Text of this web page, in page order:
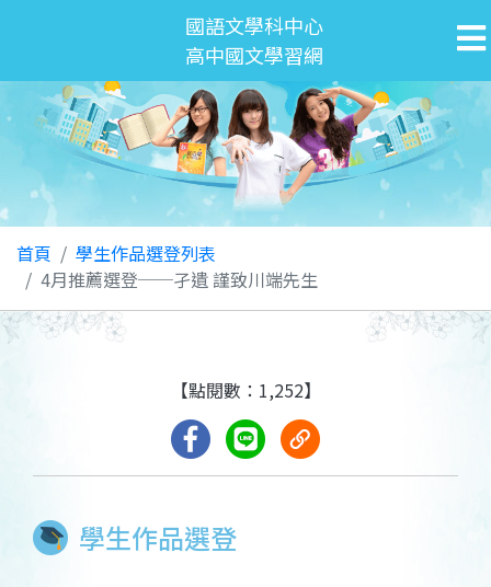
國語文學科中心
高中國文學習網
首頁
學生作品選登列表
4月推薦選登──孑遺 謹致川端先生
學生作品選登
【點閱數：1,252】